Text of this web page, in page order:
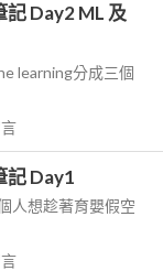
Day2 ML 及
learning分成三個
記 Day1
人想趁著育嬰假空